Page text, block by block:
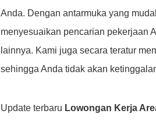
Anda. Dengan antarmuka yang
menyesuaikan pencarian pekerjaan
lainnya. Kami juga secara teratur
sehingga Anda tidak akan
Update terbaru Lowongan Kerja